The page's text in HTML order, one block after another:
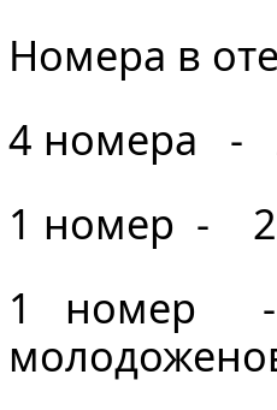
Номера в
4 номера -
1 номер - 2-
1 номер